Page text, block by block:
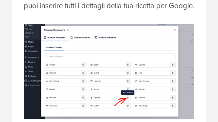
puoi inserire tutti i dettagli della tua ricetta per Google.